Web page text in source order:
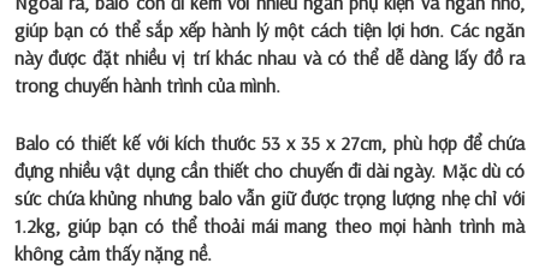
giúp bạn có thể sắp xếp hành lý một cách tiện lợi hơn. Các ngăn
này được đặt nhiều vị trí khác nhau và có thể dễ dàng lấy đồ ra
trong chuyến hành trình của mình.
Balo có thiết kế với kích thước 53 x 35 x 27cm, phù hợp để chứa
đựng nhiều vật dụng cần thiết cho chuyến đi dài ngày. Mặc dù có
sức chứa khủng nhưng balo vẫn giữ được trọng lượng nhẹ chỉ với
1.2kg, giúp bạn có thể thoải mái mang theo mọi hành trình mà
không cảm thấy nặng nề.